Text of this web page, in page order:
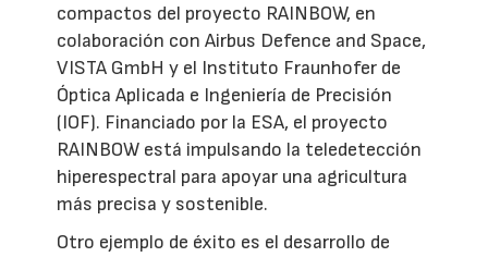
compactos del proyecto RAINBOW, en
colaboración con Airbus Defence and Space,
VISTA GmbH y el Instituto Fraunhofer de
Óptica Aplicada e Ingeniería de Precisión
(IOF). Financiado por la ESA, el proyecto
RAINBOW está impulsando la teledetección
hiperespectral para apoyar una agricultura
más precisa y sostenible.
Otro ejemplo de éxito es el desarrollo de